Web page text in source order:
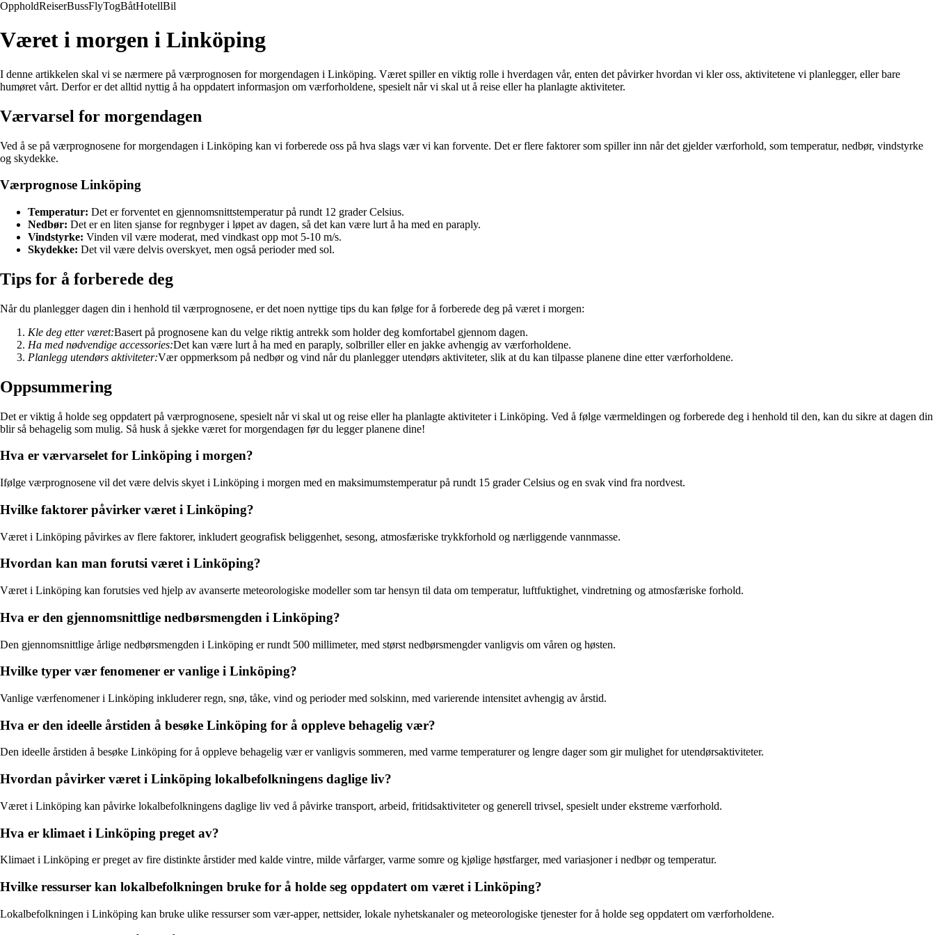
OppholdReiserBussFlyTogBåtHotellBil
Været i morgen i Linköping
I denne artikkelen skal vi se nærmere på værprognosen for morgendagen i Linköping. Været spiller en viktig rolle i hverdagen vår, enten det påvirker hvordan vi kler oss, aktivitetene vi planlegger, eller bare
humøret vårt. Derfor er det alltid nyttig å ha oppdatert informasjon om værforholdene, spesielt når vi skal ut å reise eller ha planlagte aktiviteter.
Værvarsel for morgendagen
Ved å se på værprognosene for morgendagen i Linköping kan vi forberede oss på hva slags vær vi kan forvente. Det er flere faktorer som spiller inn når det gjelder værforhold, som temperatur, nedbør, vindstyrke
og skydekke.
Værprognose Linköping
Temperatur: Det er forventet en gjennomsnittstemperatur på rundt 12 grader Celsius.
Nedbør: Det er en liten sjanse for regnbyger i løpet av dagen, så det kan være lurt å ha med en paraply.
Vindstyrke: Vinden vil være moderat, med vindkast opp mot 5-10 m/s.
Skydekke: Det vil være delvis overskyet, men også perioder med sol.
Tips for å forberede deg
Når du planlegger dagen din i henhold til værprognosene, er det noen nyttige tips du kan følge for å forberede deg på været i morgen:
Kle deg etter været:Basert på prognosene kan du velge riktig antrekk som holder deg komfortabel gjennom dagen.
Ha med nødvendige accessories:Det kan være lurt å ha med en paraply, solbriller eller en jakke avhengig av værforholdene.
Planlegg utendørs aktiviteter:Vær oppmerksom på nedbør og vind når du planlegger utendørs aktiviteter, slik at du kan tilpasse planene dine etter værforholdene.
Oppsummering
Det er viktig å holde seg oppdatert på værprognosene, spesielt når vi skal ut og reise eller ha planlagte aktiviteter i Linköping. Ved å følge værmeldingen og forberede deg i henhold til den, kan du sikre at dagen din
blir så behagelig som mulig. Så husk å sjekke været for morgendagen før du legger planene dine!
Hva er værvarselet for Linköping i morgen?
Ifølge værprognosene vil det være delvis skyet i Linköping i morgen med en maksimumstemperatur på rundt 15 grader Celsius og en svak vind fra nordvest.
Hvilke faktorer påvirker været i Linköping?
Været i Linköping påvirkes av flere faktorer, inkludert geografisk beliggenhet, sesong, atmosfæriske trykkforhold og nærliggende vannmasse.
Hvordan kan man forutsi været i Linköping?
Været i Linköping kan forutsies ved hjelp av avanserte meteorologiske modeller som tar hensyn til data om temperatur, luftfuktighet, vindretning og atmosfæriske forhold.
Hva er den gjennomsnittlige nedbørsmengden i Linköping?
Den gjennomsnittlige årlige nedbørsmengden i Linköping er rundt 500 millimeter, med størst nedbørsmengder vanligvis om våren og høsten.
Hvilke typer vær fenomener er vanlige i Linköping?
Vanlige værfenomener i Linköping inkluderer regn, snø, tåke, vind og perioder med solskinn, med varierende intensitet avhengig av årstid.
Hva er den ideelle årstiden å besøke Linköping for å oppleve behagelig vær?
Den ideelle årstiden å besøke Linköping for å oppleve behagelig vær er vanligvis sommeren, med varme temperaturer og lengre dager som gir mulighet for utendørsaktiviteter.
Hvordan påvirker været i Linköping lokalbefolkningens daglige liv?
Været i Linköping kan påvirke lokalbefolkningens daglige liv ved å påvirke transport, arbeid, fritidsaktiviteter og generell trivsel, spesielt under ekstreme værforhold.
Hva er klimaet i Linköping preget av?
Klimaet i Linköping er preget av fire distinkte årstider med kalde vintre, milde vårfarger, varme somre og kjølige høstfarger, med variasjoner i nedbør og temperatur.
Hvilke ressurser kan lokalbefolkningen bruke for å holde seg oppdatert om været i Linköping?
Lokalbefolkningen i Linköping kan bruke ulike ressurser som vær-apper, nettsider, lokale nyhetskanaler og meteorologiske tjenester for å holde seg oppdatert om værforholdene.